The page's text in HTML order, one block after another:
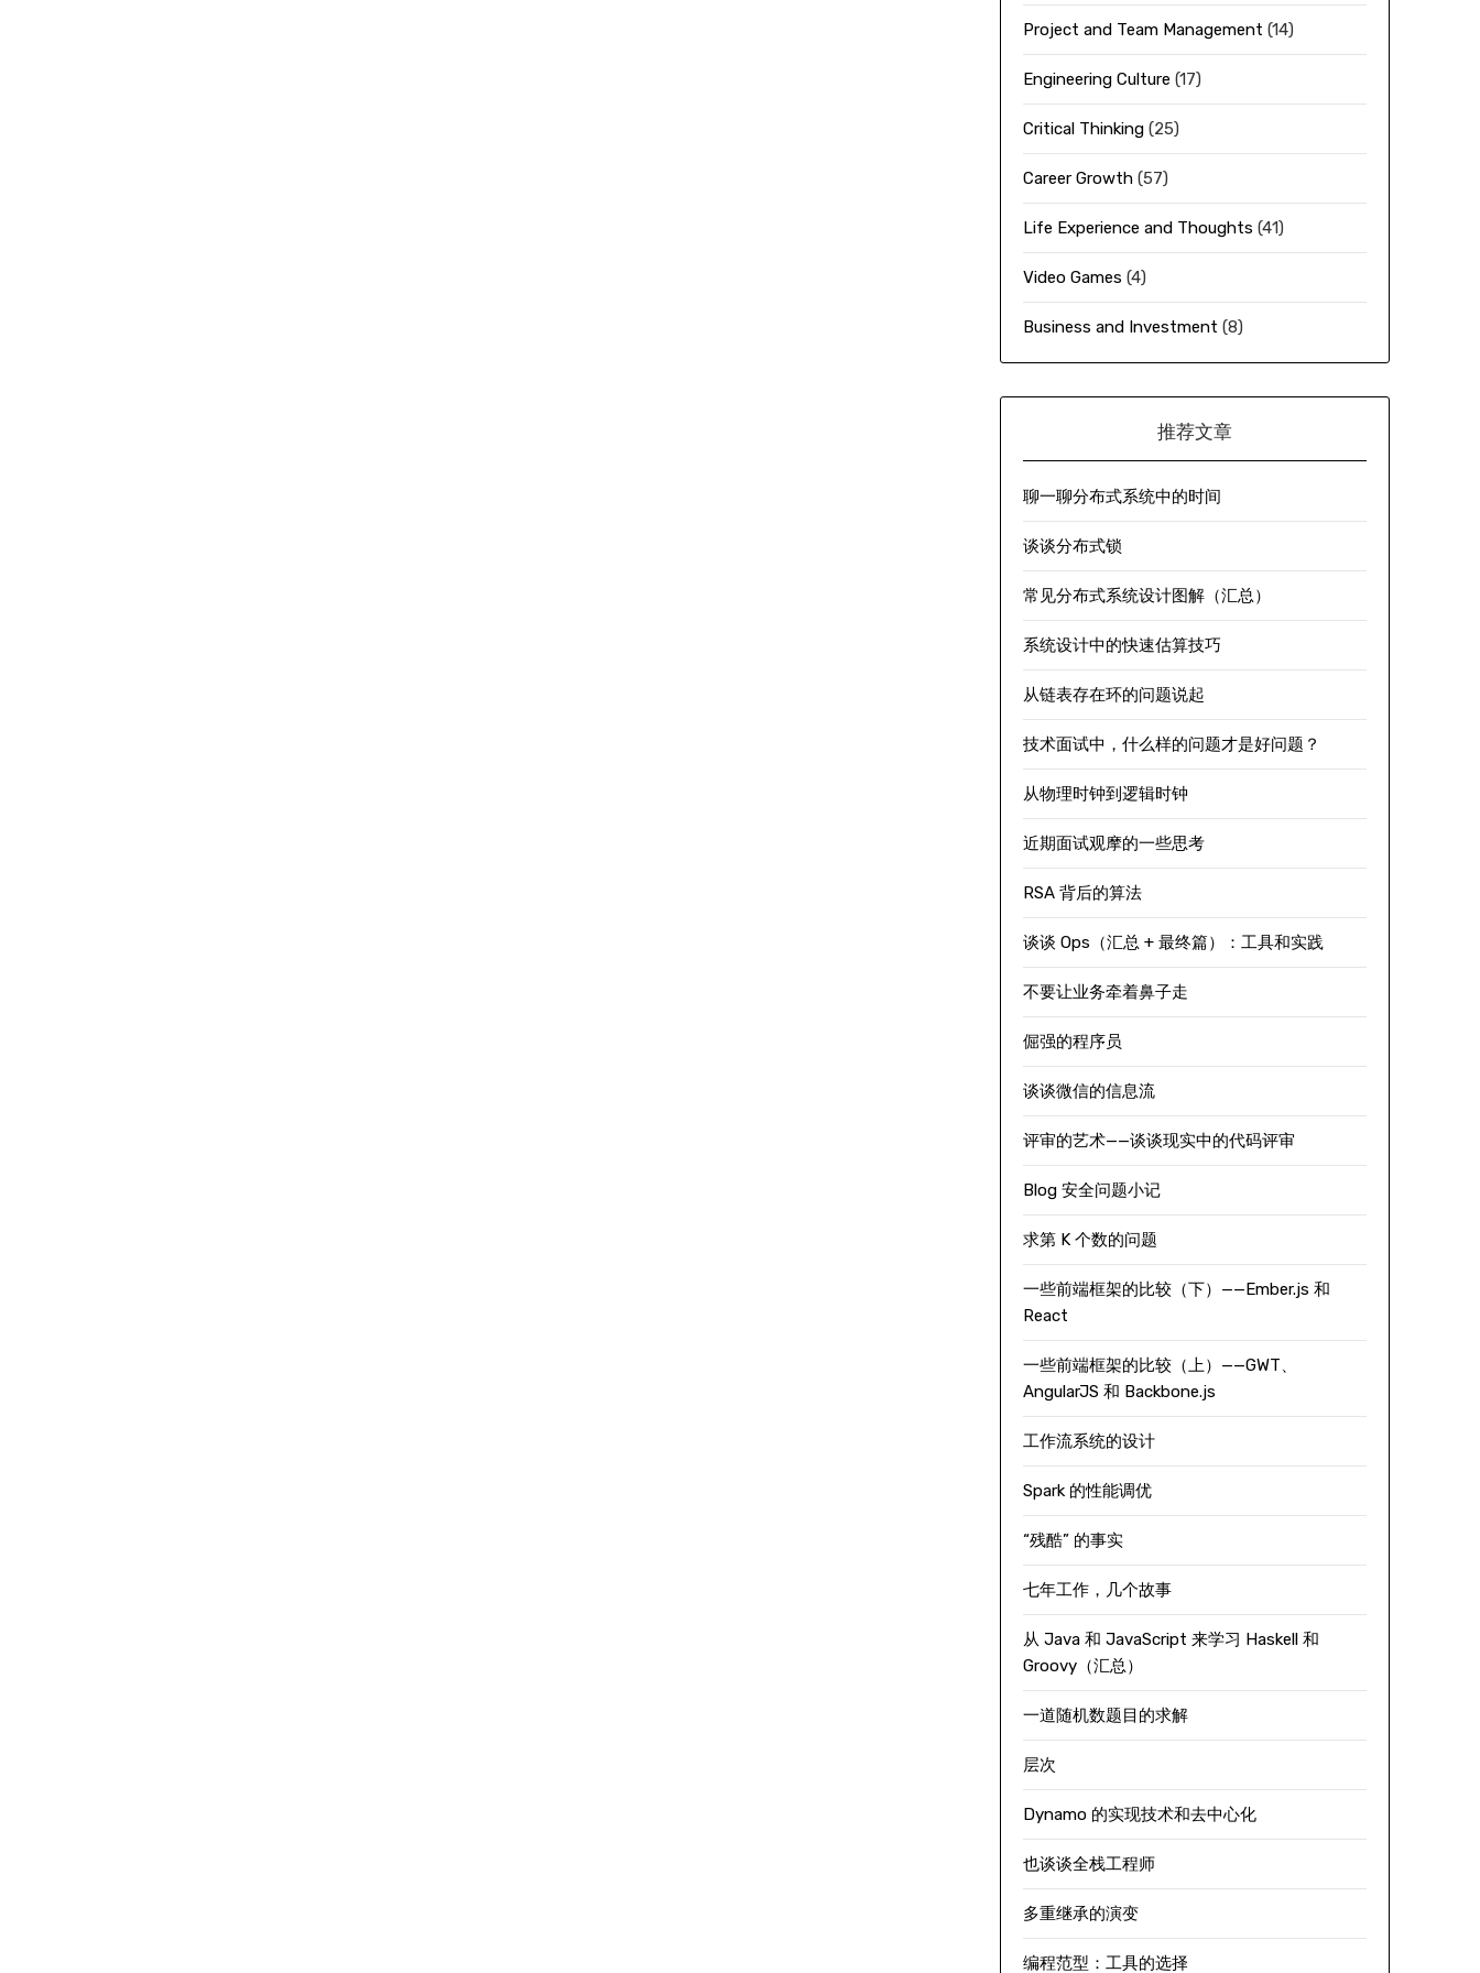
Project and Team Management (14)
Engineering Culture (17)
Critical Thinking(25)
Career Growth(57)
Life Experience and Thoughts (41)
Video Games (4)
Business and Investment (8)
推荐文章
聊一聊分布式系统中的时间
谈谈分布式锁
常见分布式系统设计图解（汇总）
系统设计中的快速估算技巧
从链表存在环的问题说起
技术面试中，什么样的问题才是好问题？
从物理时钟到逻辑时钟
近期面试观摩的一些思考
RSA 背后的算法
谈谈 Ops（汇总 + 最终篇）：工具和实践
不要让业务牵着鼻子走
倔强的程序员
谈谈微信的信息流
评审的艺术——谈谈现实中的代码评审
Blog 安全问题小记
求第 K 个数的问题
一些前端框架的比较（下）——Ember.js 和
React
一些前端框架的比较（上）——GWT、
AngularJS 和 Backbone.js
工作流系统的设计
Spark 的性能调优
“残酷” 的事实
七年工作，几个故事
从 Java 和 JavaScript 来学习 Haskell 和
Groovy（汇总）
一道随机数题目的求解
层次
Dynamo 的实现技术和去中心化
也谈谈全栈工程师
多重继承的演变
编程范型：工具的选择